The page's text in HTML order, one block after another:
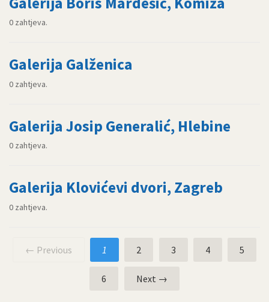
0 zahtjeva.
Galerija Galženica
0 zahtjeva.
Galerija Josip Generalić, Hlebine
0 zahtjeva.
Galerija Klovićevi dvori, Zagreb
0 zahtjeva.
← Previous 1 2 3 4 5
6 Next →